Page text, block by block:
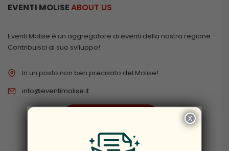
EVENTI MOLISEABOUT US
Eventi Molise è un aggregatore di eventi della nostra regione.
Contribuisci al suo sviluppo!
In un posto non ben precisato del Molise!
info@eventimolise.it
DISCLAIMER
× X